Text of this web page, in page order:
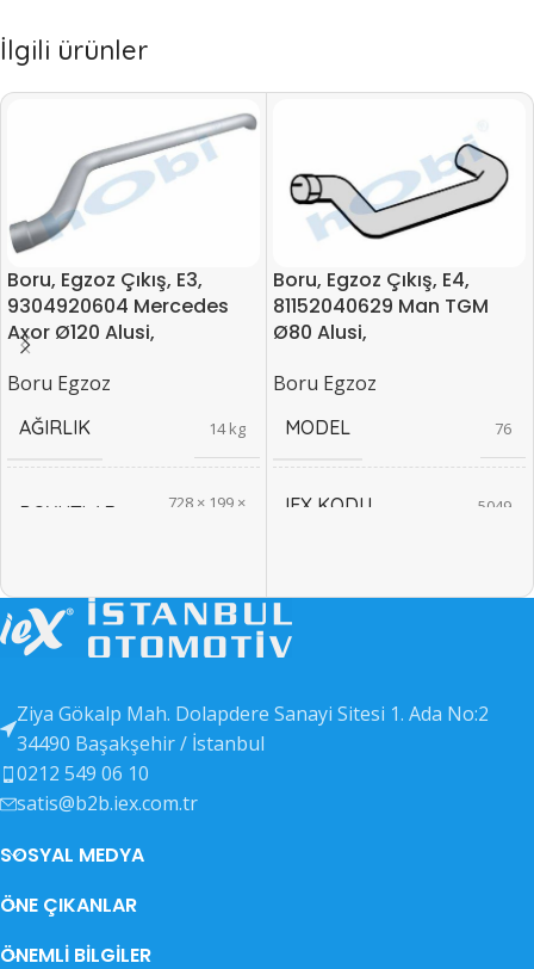
İlgili ürünler
Boru, Egzoz Çıkış, E3,
9304920604 Mercedes
Axor Ø120 Alusi,
Boru Egzoz
AĞIRLIK 14 kg
BOYUTLAR
728 × 199 ×
MODEL 101
EAN KODU 5263
DIĞER KODLAR
Boru, Egzoz Çıkış, E4,
81152040629 Man TGM
Ø80 Alusi,
Boru Egzoz
MODEL 76
IEX KODU 5049
OEM KODU
Ziya Gökalp Mah. Dolapdere Sanayi Sitesi 1. Ada No:2
34490 Başakşehir / İstanbul
0212 549 06 10
satis@b2b.iex.com.tr
SOSYAL MEDYA
ÖNE ÇIKANLAR
ÖNEMLI BILGILER